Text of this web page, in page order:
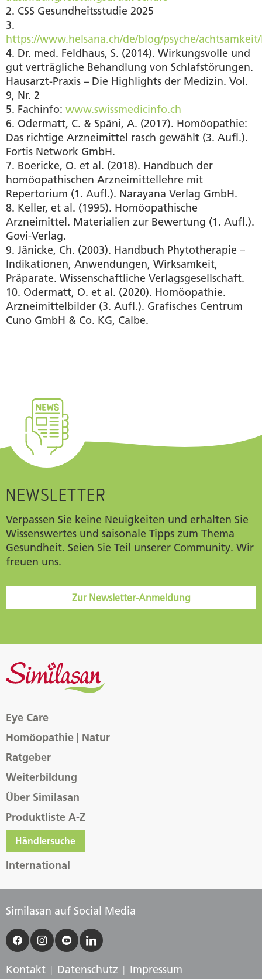
2. CSS Gesundheitsstudie 2025
3.
https://www.helsana.ch/de/blog/psyche/
4. Dr. med. Feldhaus, S. (2014). Wirkungsvolle und
gut verträgliche Behandlung von Schlafstörungen.
Hausarzt-Praxis – Die Highlights der Medizin. Vol.
9, Nr. 2
5. Fachinfo: www.swissmedicinfo.ch
6. Odermatt, C. & Späni, A. (2017). Homöopathie:
Das richtige Arzneimittel rasch gewählt (3. Aufl.).
Fortis Network GmbH.
7. Boericke, O. et al. (2018). Handbuch der
homöopathischen Arzneimittellehre mit
Repertorium (1. Aufl.). Narayana Verlag GmbH.
8. Keller, et al. (1995). Homöopathische
Arzneimittel. Materialien zur Bewertung (1. Aufl.).
Govi-Verlag.
9. Jänicke, Ch. (2003). Handbuch Phytotherapie –
Indikationen, Anwendungen, Wirksamkeit,
Präparate. Wissenschaftliche Verlagsgesellschaft.
10. Odermatt, O. et al. (2020). Homöopathie.
Arzneimittelbilder (3. Aufl.). Grafisches Centrum
Cuno GmbH & Co. KG, Calbe.
NEWSLETTER
Verpassen Sie keine Neuigkeiten und erhalten Sie
Wissenswertes und saisonale Tipps zum Thema
Gesundheit. Seien Sie Teil unserer Community. Wir
freuen uns.
Zur Newsletter-Anmeldung
Eye Care
Homöopathie | Natur
Ratgeber
Weiterbildung
Über Similasan
Produktliste A-Z
Händlersuche
International
Similasan auf Social Media
Kontakt Datenschutz Impressum